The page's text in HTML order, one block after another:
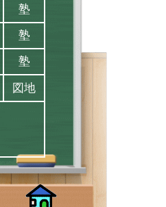
塾
塾
塾
図地